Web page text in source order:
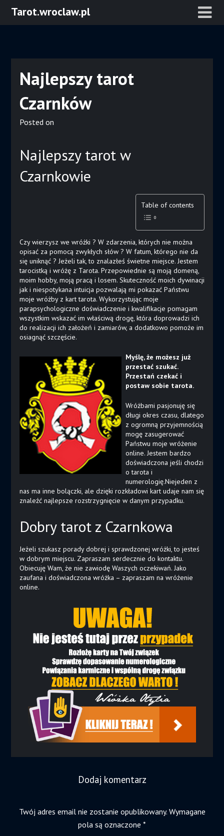
SkipTarot.wroclaw.pl
Najlepszy tarot
Czarnków
Posted on
Najlepszy tarot w
Czarnkowie
Table of contents
Czy wierzysz we wróżki ? W zdarzenia, których nie można
opisać za pomocą zwykłych słów ? W fatum, którego nie da
się uniknąć ? Jeżeli tak, to znalazłeś świetne miejsce. Jestem
tarocistką i wróżę z Tarota. Przepowiednie są moją domeną,
moim hobby, moją pracą i losem. Skuteczność moich dywinacji
jak i niespotykana intuicja pozwalają mi pokazać Państwu
moje wróżby z kart tarota. Wykorzystując moje
parapsychologiczne doświadczenie i kwalifikacje pomagam
wszystkim wskazać im właściwą drogę, która doprowadzi ich
do realizacji ich założeń i zamiarów, a dodatkowo pomoże im
osiagnąć szczęście.
Myślę, że możesz już
przestać szukać.
Przestań czekać i
postaw sobie tarota.
Wróżbami pasjonuję się
długi okres czasu, dlatego
z ogromną przyjemnością
mogę zasugerować
Państwu moje wróżenie
online. Jestem bardzo
doświadczona jeśli chodzi
o tarota i
numerologię.Niejeden z
nas ma inne bolączki, ale dzięki rozkładowi kart udaje nam się
znaleźć najlepsze rozstrzygnięcie w danym przypadku.
Dobry tarot z Czarnkowa
Jeżeli szukasz porady dobrej i sprawdzonej wróżki, to jesteś
w dobrym miejscu. Zapraszam serdecznie do kontaktu.
Obiecuję Wam, że nie zawiodę Waszych oczekiwań. Jako
zaufana i doświadczona wróżka – zapraszam na wróżenie
online.
Dodaj komentarz
Twój adres email nie zostanie opublikowany. Wymagane
pola są oznaczone *